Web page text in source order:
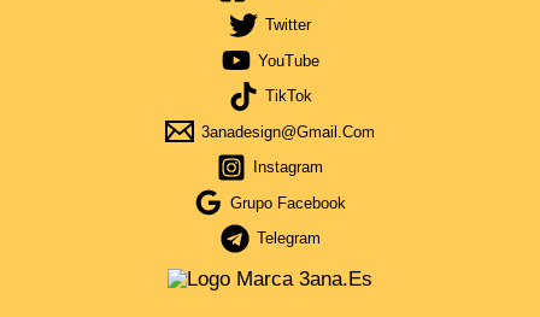
Twitter
YouTube
TikTok
3anadesign@gmail.com
Instagram
Grupo Facebook
Telegram